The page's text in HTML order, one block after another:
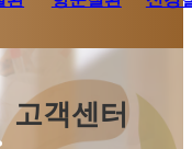
고객센터